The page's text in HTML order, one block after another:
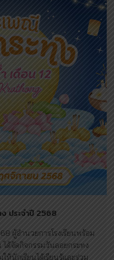
ประจำปี 2568
ผู้อำนวยการโรงเรียนพร้อม
ด้จัดกิจกรรมวันลอยกระทง
ห้นักเรียนได้เรียนรู้และร่วม